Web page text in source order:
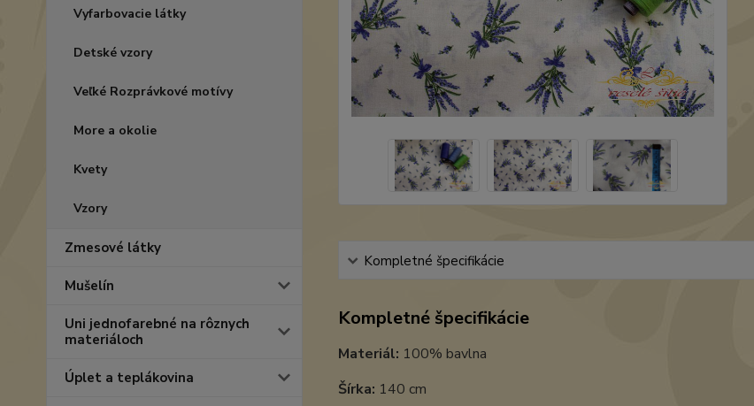
Vyfarbovacie látky
Detské vzory
Veľké Rozprávkové motívy
More a okolie
Kvety
Vzory
Zmesové látky
Mušelín
Uni jednofarebné na rôznych
materiáloch
Úplet a teplákovina
Kompletné špecifikácie
Kompletné špecifikácie
Materiál: 100% bavlna
Šírka: 140 cm